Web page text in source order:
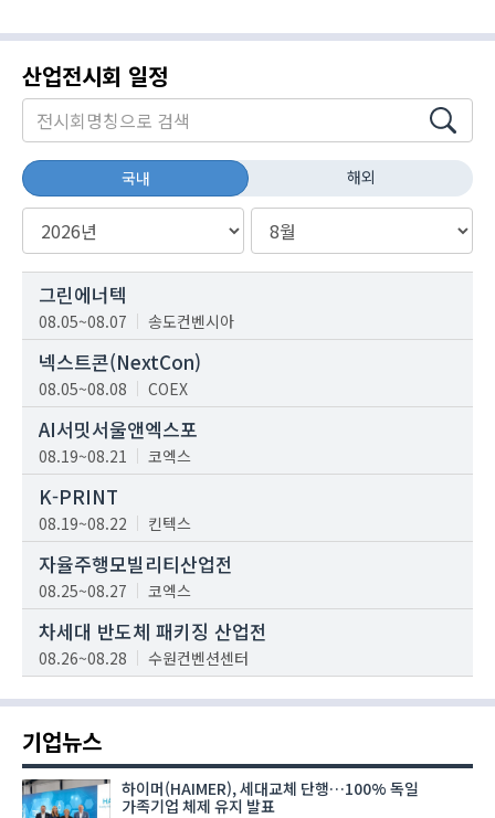
산업전시회 일정
국내 해외
그린에너텍
08.05~08.07 송도컨벤시아
넥스트콘(NextCon)
08.05~08.08 COEX
AI서밋서울앤엑스포
08.19~08.21 코엑스
K-PRINT
08.19~08.22 킨텍스
자율주행모빌리티산업전
08.25~08.27 코엑스
차세대 반도체 패키징 산업전
08.26~08.28 수원컨벤션센터
기업뉴스
하이머(HAIMER), 세대교체 단행…100% 독일
가족기업 체제 유지 발표